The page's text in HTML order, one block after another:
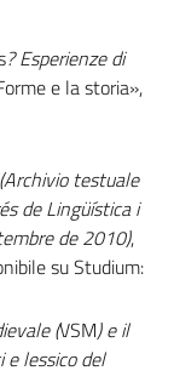
? Esperienze di
e la storia»,
testuale
de Lingüística i
de 2010),
su Studium:
(VSM) e il
lessico del